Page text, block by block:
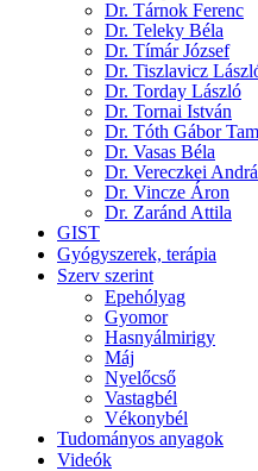
Dr. Tárnok Ferenc
Dr. Teleky Béla
Dr. Tímár József
Dr. Tiszlavicz
Dr. Torday László
Dr. Tornai István
Dr. Tóth Gábor
Dr. Vasas Béla
Dr. Vereczkei
Dr. Vincze Áron
Dr. Zaránd Attila
GIST
Gyógyszerek, terápia
Szerv szerint
Epehólyag
Gyomor
Hasnyálmirigy
Máj
Nyelőcső
Vastagbél
Vékonybél
Tudományos anyagok
Videók